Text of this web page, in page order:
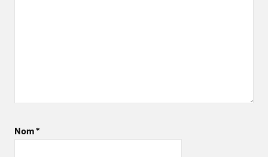
Nom*